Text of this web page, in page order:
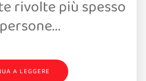
rivolte più spesso
A LEGGERE